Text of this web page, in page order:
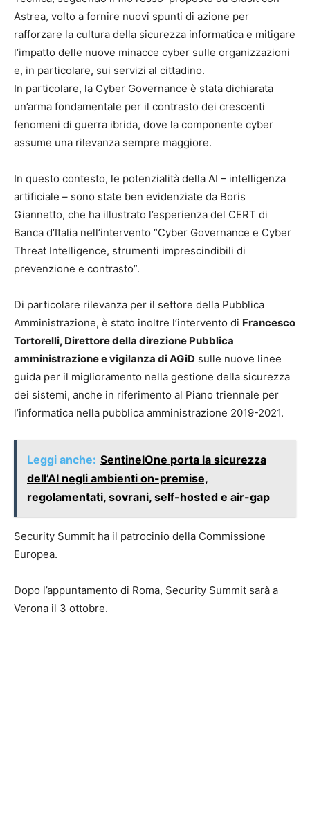
Astrea, volto a fornire nuovi spunti di azione per
rafforzare la cultura della sicurezza informatica e mitigare
l’impatto delle nuove minacce cyber sulle organizzazioni
e, in particolare, sui servizi al cittadino.
In particolare, la Cyber Governance è stata dichiarata
un’arma fondamentale per il contrasto dei crescenti
fenomeni di guerra ibrida, dove la componente cyber
assume una rilevanza sempre maggiore.
In questo contesto, le potenzialità della AI – intelligenza
artificiale – sono state ben evidenziate da Boris
Giannetto, che ha illustrato l’esperienza del CERT di
Banca d’Italia nell’intervento “Cyber Governance e Cyber
Threat Intelligence, strumenti imprescindibili di
prevenzione e contrasto”.
Di particolare rilevanza per il settore della Pubblica
Amministrazione, è stato inoltre l’intervento di Francesco
Tortorelli, Direttore della direzione Pubblica
amministrazione e vigilanza di AGiD sulle nuove linee
guida per il miglioramento nella gestione della sicurezza
dei sistemi, anche in riferimento al Piano triennale per
l’informatica nella pubblica amministrazione 2019-2021.
Leggi anche: SentinelOne porta la sicurezza
dell’AI negli ambienti on-premise,
regolamentati, sovrani, self-hosted e air-gap
Security Summit ha il patrocinio della Commissione
Europea.
Dopo l’appuntamento di Roma, Security Summit sarà a
Verona il 3 ottobre.